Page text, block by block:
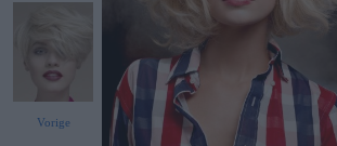
Vorige